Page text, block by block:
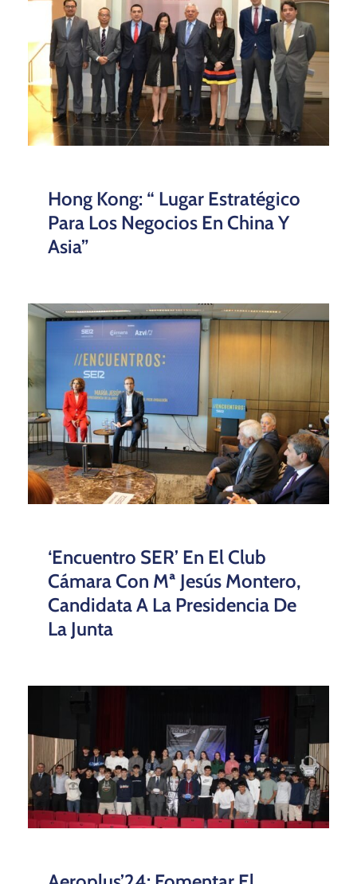
Hong Kong: “ Lugar Estratégico
Para Los Negocios En China Y
Asia”
‘Encuentro SER’ En El Club
Cámara Con Mª Jesús Montero,
Candidata A La Presidencia De
La Junta